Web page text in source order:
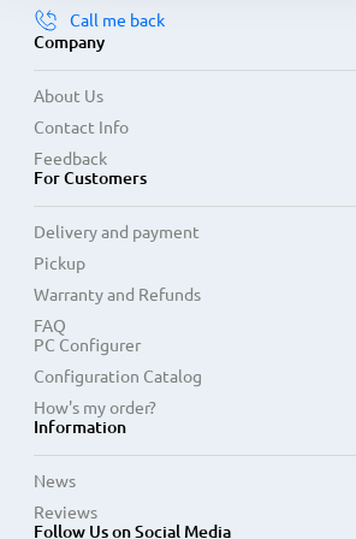
Call me back
Company
About Us
Contact Info
Feedback
For Customers
Delivery and payment
Pickup
Warranty and Refunds
FAQ
PC Configurer
Configuration Catalog
How's my order?
Information
News
Reviews
Follow Us on Social Media